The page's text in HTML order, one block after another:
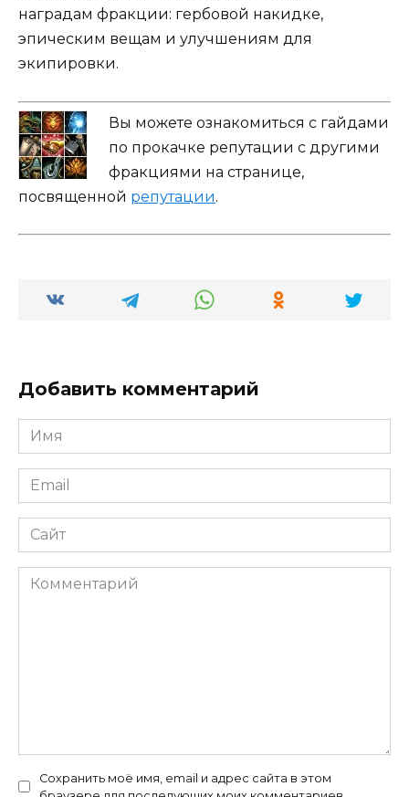
наградам фракции: гербовой накидке,
эпическим вещам и улучшениям для
экипировки.
Вы можете ознакомиться с гайдами
по прокачке репутации с другими
фракциями на странице,
посвященной репутации.
Добавить комментарий
Имя
*
Email
*
Сайт
Комментарий
Сохранить моё имя, email и адрес сайта в этом